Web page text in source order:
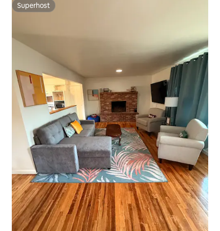
Superhost
Superhost